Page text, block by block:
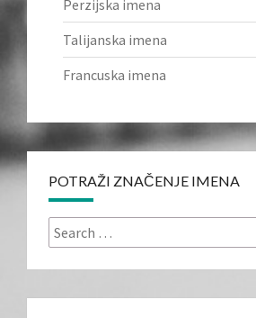
Perzijska imena
Talijanska imena
Francuska imena
POTRAŽI ZNAČENJE IMENA
Search
for: